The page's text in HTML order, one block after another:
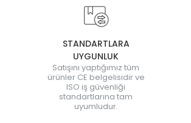
STANDARTLARA
UYGUNLUK
Satışını yaptığımız tüm
ürünler CE belgelisidir ve
ISO iş güvenliği
standartlarına tam
uyumludur.